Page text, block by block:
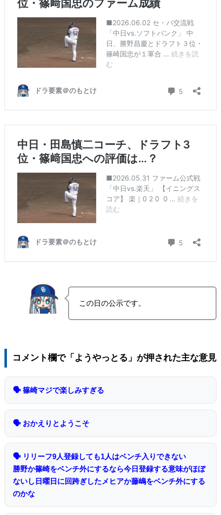
この日の公示です。
コメント欄で「ようやっとる」が押された主な意見
🗣 篠崎マジで楽しみすぎる
🗣 おかえりとようこそ
🗣 リリーフ9人登録しても1人はベンチ入りできない
勝野か篠崎をベンチ外にするなら今日登録する意味がほぼ
ないし日曜日に回跨ぎしたメヒアか藤嶋をベンチ外にする
のかな